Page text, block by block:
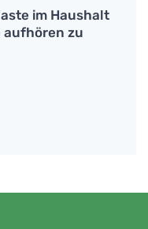
im Haushalt
aufhören zu